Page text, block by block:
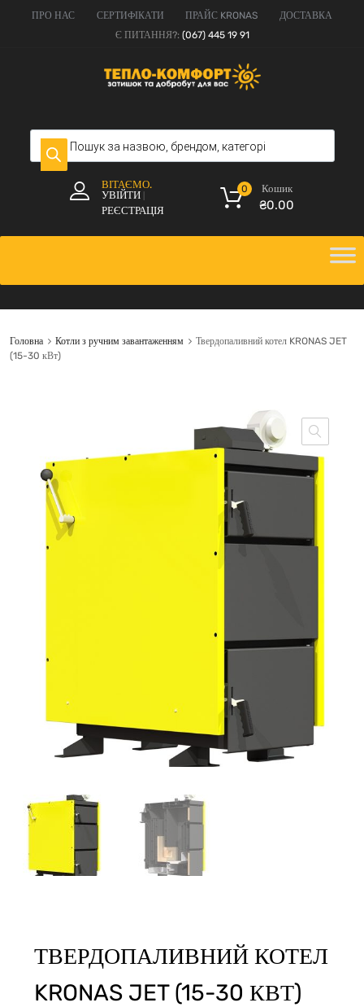
ПРО НАС СЕРТИФІКАТИ ПРАЙС KRONAS
ДОСТАВКА
Є ПИТАННЯ?: (067) 445 19 91
ВІТАЄМО.
УВІЙТИ
РЕЄСТРАЦІЯ
Кошик
₴0.00
0
Головна Котли з ручним завантаженням
Твердопаливний котел KRONAS JET
(15-30 кВт)
ТВЕРДОПАЛИВНИЙ КОТЕЛ
KRONAS JET (15-30 КВТ)